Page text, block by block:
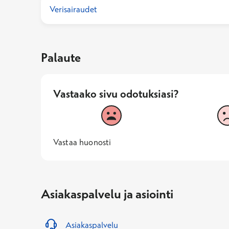
Verisairaudet
Palaute
Vastaako sivu odotuksiasi?
Vastaako sivu odotuksiasi?
1
Vastaa huonosti
2
1 -
Vastaa huonosti
—
Asiakaspalvelu ja asiointi
Asiakaspalvelu